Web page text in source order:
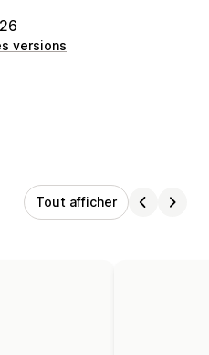
versions
Tout afficher